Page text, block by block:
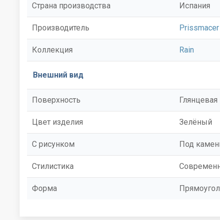
Страна производства Испания
Производитель Prissmacer
Коллекция Rain
Внешний вид
Поверхность Глянцевая
Цвет изделия Зелёный
С рисунком Под
Стилистика
Форма